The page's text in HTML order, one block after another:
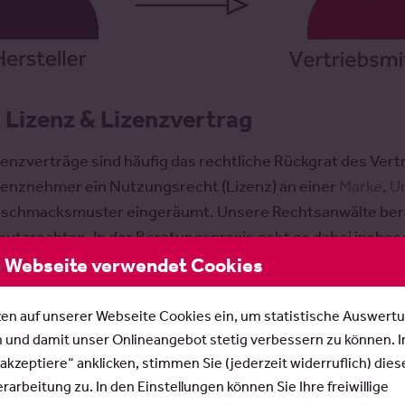
Lizenz & Lizenzvertrag
sind häufig das rechtliche Rückgrat des
ein Nutzungsrecht (Lizenz) an einer Marke,
eingeräumt. Unsere Rechtsanwälte
In der Beratungspraxis geht es dabei
Kontrolle, Vertragsstrafen etc.
Franchising & Franchisevertrag
Franchising wird der Vertragshändlergedanke in der
Webseite verwendet Cookies
auf unserer Webseite Cookies ein, um statistische
und damit unser Onlineangebot stetig verbessern zu können.
akzeptiere“ anklicken, stimmen Sie (jederzeit widerruflich)
zu. In den Einstellungen können Sie Ihre freiwillige